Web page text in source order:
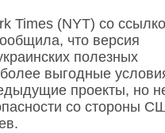
Times (NYT) со
что версия
полезных
выгодные
проекты, но
со стороны